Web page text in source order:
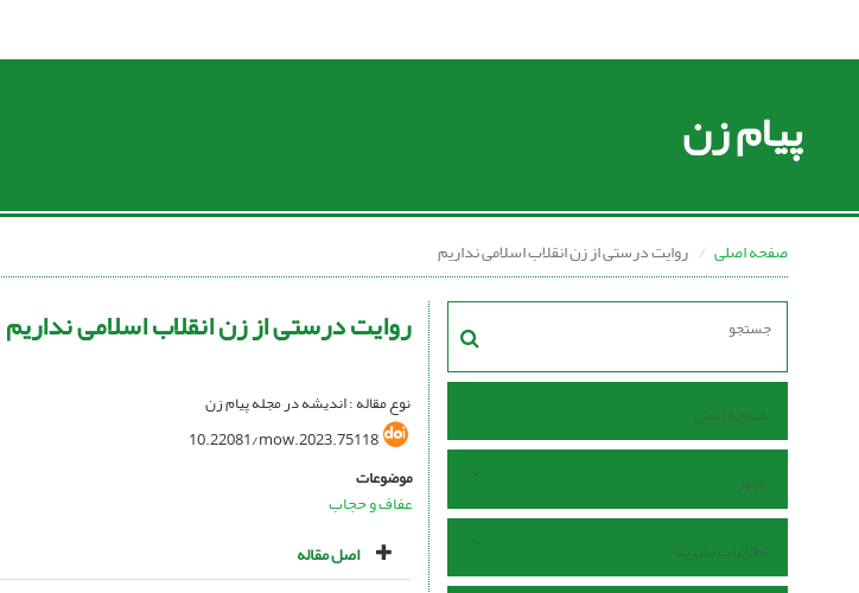
پیام زن
صفحه اصلی روایت درستی از زن انقلاب اسلامی نداریم
صفحه اصلی
مرور
اطلاعات نشریه
روایت درستی از زن انقلاب اسلامی نداریم
نوع مقاله : اندیشه در مجله پیام زن
10.22081/mow.2023.75118
موضوعات
عفاف و حجاب
اصل مقاله